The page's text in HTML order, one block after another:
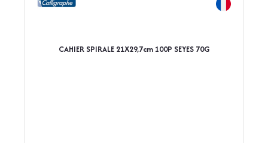
CAHIER SPIRALE 21X29,7cm 100P SEYES 70G